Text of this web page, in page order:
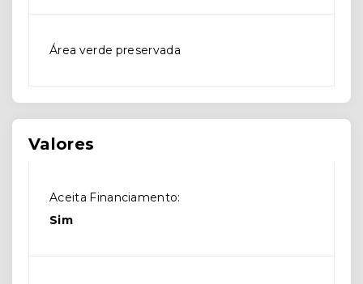
Área verde preservada
Valores
Aceita Financiamento:
Sim